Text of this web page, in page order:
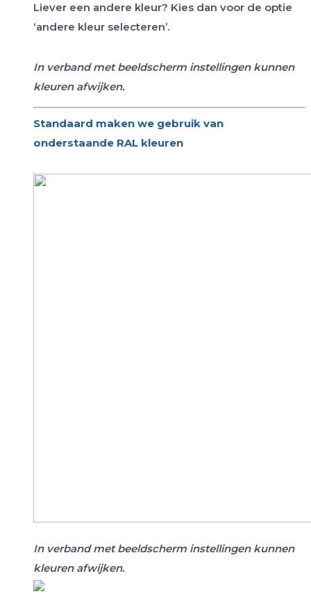
Liever een andere kleur? Kies dan voor de optie
‘andere kleur selecteren’.
In verband met beeldscherm instellingen kunnen
kleuren afwijken.
Standaard maken we gebruik van
onderstaande RAL kleuren
In verband met beeldscherm instellingen kunnen
kleuren afwijken.